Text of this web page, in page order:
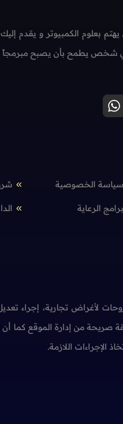
بعلوم الكمبيوتر و يقدم
شخص يطمح بأن يصبح مبرمجاً
سياسة الخصوصية
برامج الرعاية
لأغراض تجارية، إجراء
صريحة من إدارة الموقع كما